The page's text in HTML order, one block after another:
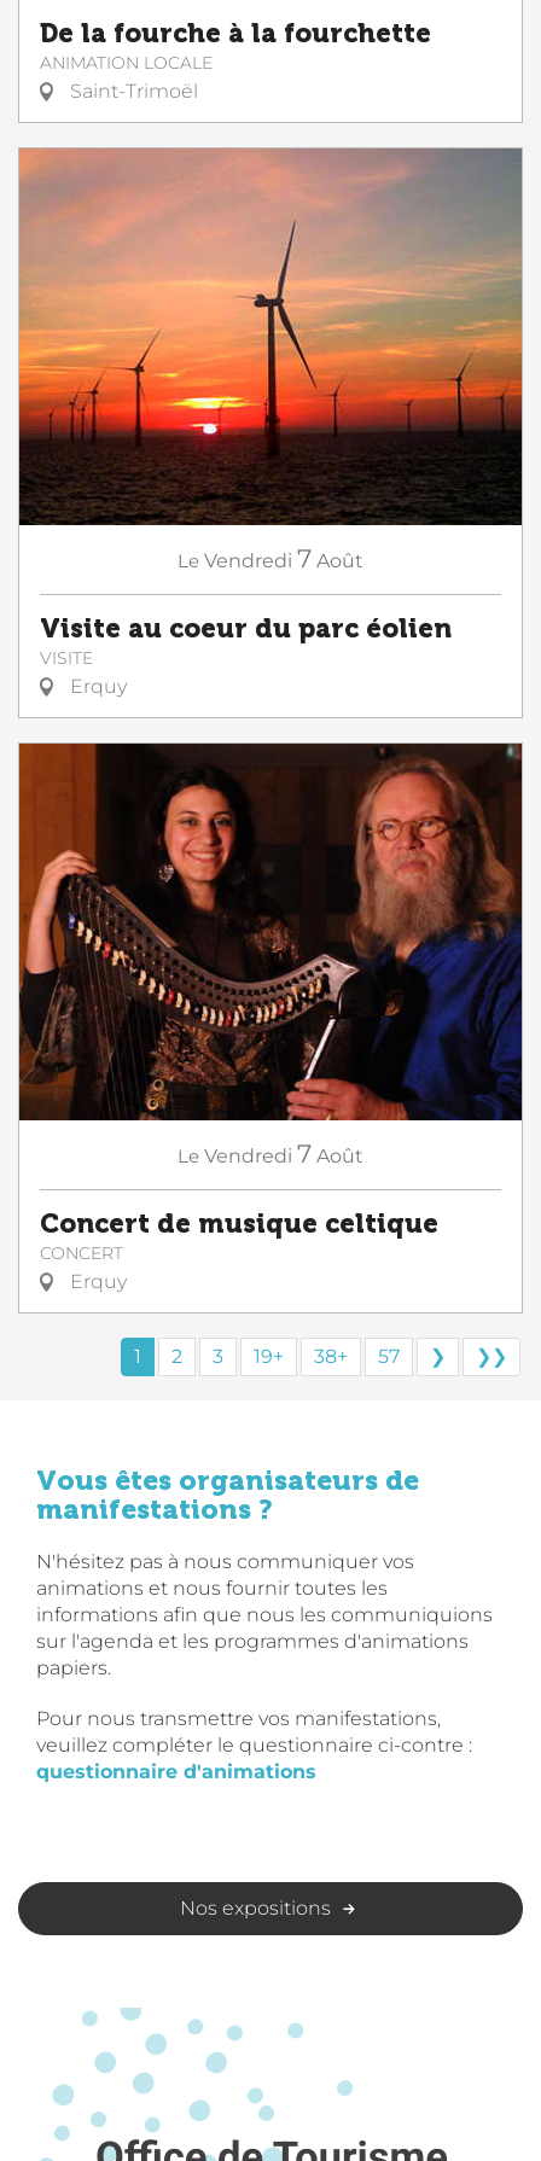
De la fourche à la fourchette
ANIMATION LOCALE
Saint-Trimoël
Le Vendredi 7 Août
Visite au coeur du parc éolien
VISITE
Erquy
Le Vendredi 7 Août
Concert de musique celtique
CONCERT
Erquy
1 2 3 19+ 38+ 57 ❯ ❯❯
Vous êtes organisateurs de
manifestations ?
N'hésitez pas à nous communiquer vos
animations et nous fournir toutes les
informations afin que nous les communiquions
sur l'agenda et les programmes d'animations
papiers.
Pour nous transmettre vos manifestations,
veuillez compléter le questionnaire ci-contre :
questionnaire d'animations
Nos expositions